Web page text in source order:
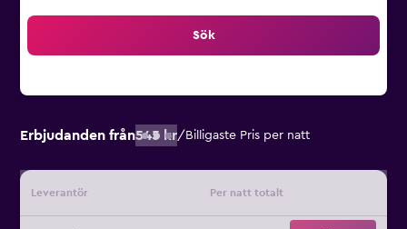
Sök
Erbjudanden från545 kr/ Billigaste Pris per natt
Leverantör Per natt totalt